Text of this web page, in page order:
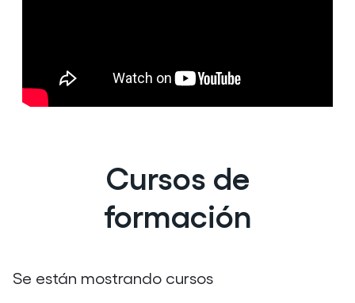
Cursos de
formación
Se están mostrando cursos